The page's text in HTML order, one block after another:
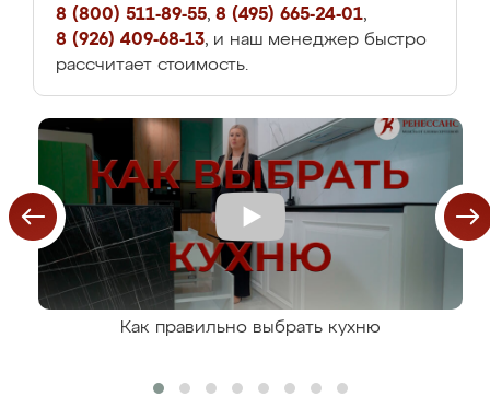
8 (800) 511-89-55, 8 (495) 665-24-01,
8 (926) 409-68-13, и наш менеджер быстро
рассчитает стоимость.
Как правильно выбрать кухню